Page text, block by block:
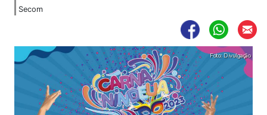
Secom
Foto: Divulgação